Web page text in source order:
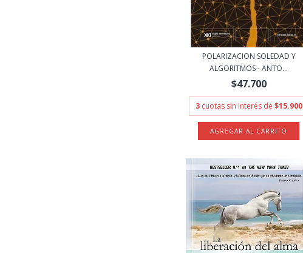
POLARIZACION SOLEDAD Y
ALGORITMOS - ANTO...
$47.700
3 cuotas sin interés de $15.900